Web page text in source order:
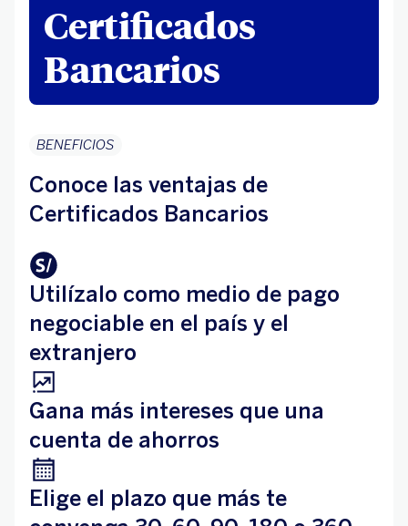
Certificados
Bancarios
BENEFICIOS
Conoce las ventajas de
Certificados Bancarios
Utilízalo como medio de pago
negociable en el país y el
extranjero
Gana más intereses que una
cuenta de ahorros
Elige el plazo que más te